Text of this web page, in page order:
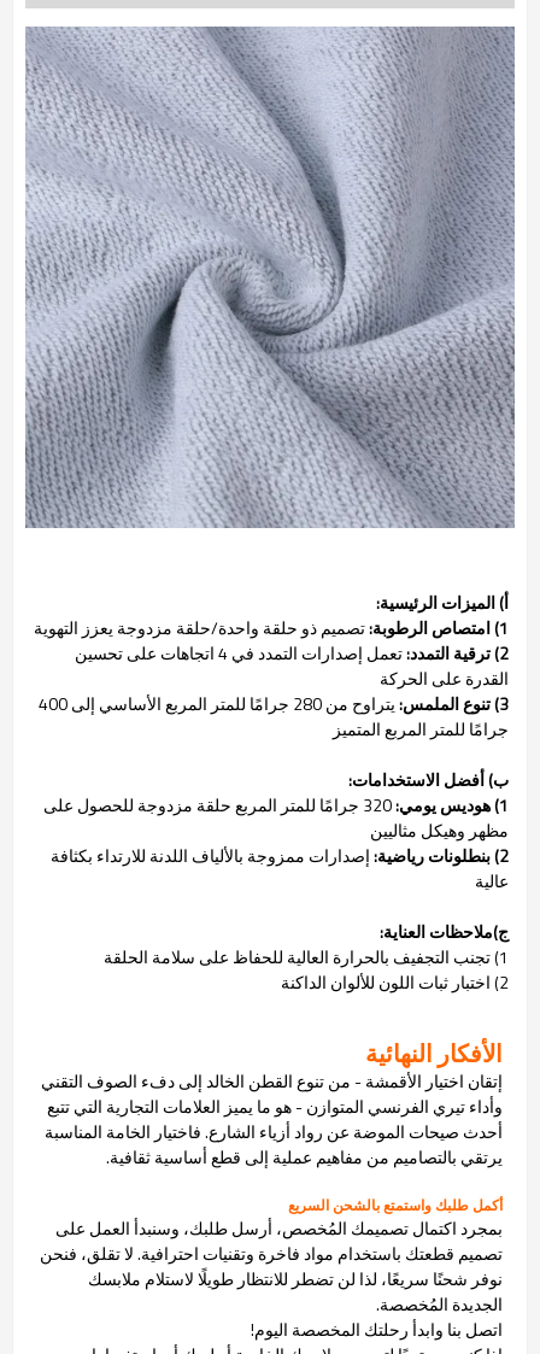
أ) الميزات الرئيسية:
1) امتصاص الرطوبة:
تصميم ذو حلقة واحدة/حلقة مزدوجة يعزز التهوية
2) ترقية التمدد:
تعمل إصدارات التمدد في 4 اتجاهات على تحسين
القدرة على الحركة
3) تنوع الملمس:
يتراوح من 280 جرامًا للمتر المربع الأساسي إلى 400
جرامًا للمتر المربع المتميز
ب) أفضل الاستخدامات:
1) هوديس يومي:
320 جرامًا للمتر المربع حلقة مزدوجة للحصول على
مظهر وهيكل مثاليين
2) بنطلونات رياضية:
إصدارات ممزوجة بالألياف اللدنة للارتداء بكثافة
عالية
ج)ملاحظات العناية:
1) تجنب التجفيف بالحرارة العالية للحفاظ على سلامة الحلقة
2) اختبار ثبات اللون للألوان الداكنة
الأفكار النهائية
إتقان اختيار الأقمشة - من تنوع القطن الخالد إلى دفء الصوف التقني
وأداء تيري الفرنسي المتوازن - هو ما يميز العلامات التجارية التي تتبع
أحدث صيحات الموضة عن رواد أزياء الشارع. فاختيار الخامة المناسبة
يرتقي بالتصاميم من مفاهيم عملية إلى قطع أساسية ثقافية.
أكمل طلبك واستمتع بالشحن السريع
بمجرد اكتمال تصميمك المُخصص، أرسل طلبك، وسنبدأ العمل على
تصميم قطعتك باستخدام مواد فاخرة وتقنيات احترافية. لا تقلق، فنحن
نوفر شحنًا سريعًا، لذا لن تضطر للانتظار طويلًا لاستلام ملابسك
الجديدة المُخصصة.
اتصل بنا وابدأ رحلتك المخصصة اليوم!